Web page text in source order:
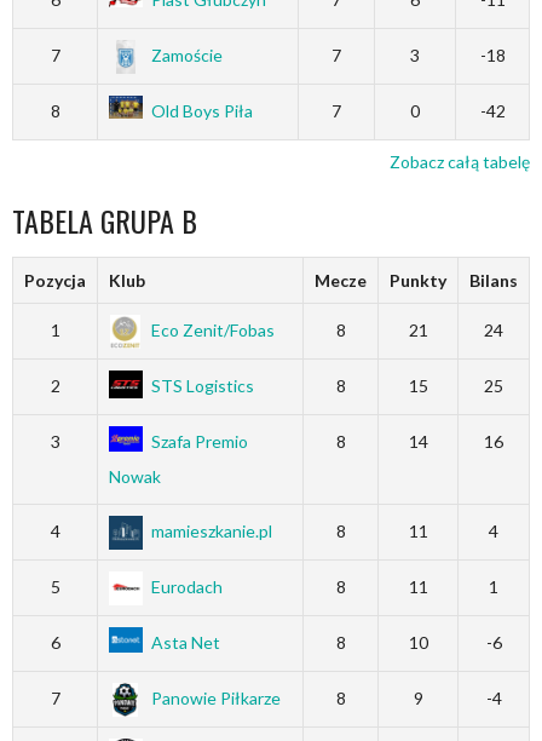
7 Zamoście 7 3 -18
8 Old Boys Piła 7 0 -42
Zobacz całą tabelę
TABELA GRUPA B
Pozycja Klub Mecze Punkty Bilans
1 Eco Zenit/Fobas 8 21 24
2 STS Logistics 8 15 25
3
Szafa Premio
Nowak
8 14 16
4 mamieszkanie.pl 8 11 4
5 Eurodach 8 11 1
6 Asta Net 8 10 -6
7 Panowie Piłkarze 8 9 -4